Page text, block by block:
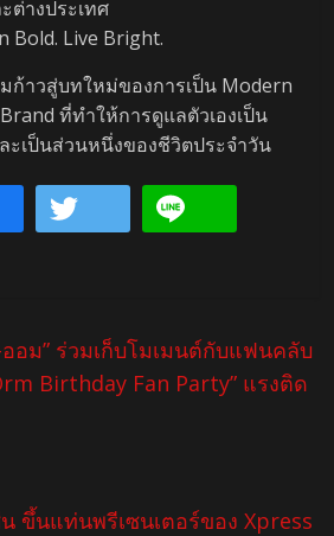
ต่างประเทศ
Bold. Live Bright.
ก้าวสู่บทใหม่ของการเป็น Modern
ที่ทำให้การดูแลตัวเองเป็น
ละเป็นส่วนหนึ่งของชีวิตประจำวัน
อม” ร่วมเก็บโมเมนต์กับแฟนคลับ
Birthday Fan Party” แรงติด
ขึ้นแท่นพรีเซนเตอร์ของ Xpress